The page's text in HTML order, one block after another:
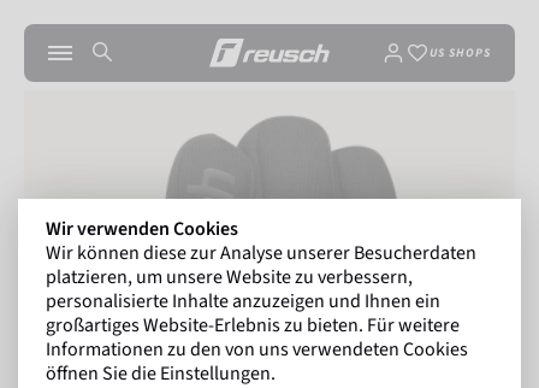
US SHOPS
Wir verwenden Cookies
Wir können diese zur Analyse unserer Besucherdaten
platzieren, um unsere Website zu verbessern,
personalisierte Inhalte anzuzeigen und Ihnen ein
großartiges Website-Erlebnis zu bieten. Für weitere
Informationen zu den von uns verwendeten Cookies
öffnen Sie die Einstellungen.